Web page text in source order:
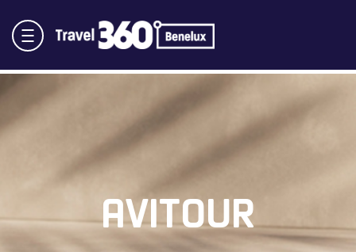
AVITOUR